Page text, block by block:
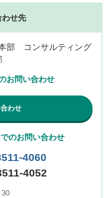
わせ先
部 コンサルティング
お問い合わせ
わせ
のお問い合わせ
4060
4052